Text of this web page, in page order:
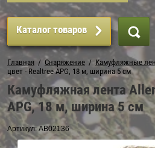
Каталог товаров
Главная
  /
Снаряжение
  /
Камуфляжные
цвет - Realtree APG, 18 м, ширина 5 см
Камуфляжная лента
APG, 18 м, ширина 5 см
Артикул:AB02136